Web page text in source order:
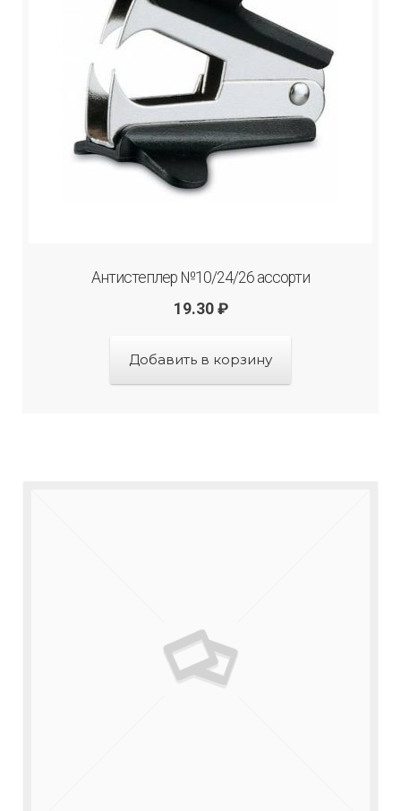
Антистеплер №10/24/26 ассорти
19.30 ₽
Добавить в корзину